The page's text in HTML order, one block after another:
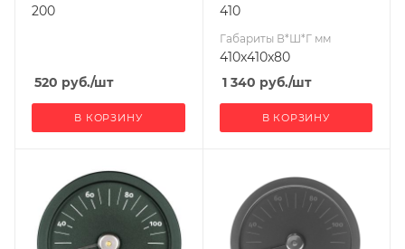
200
520 руб./шт
В КОРЗИНУ
410
Габариты В*Ш*Г мм
410x410x80
1 340 руб./шт
В КОРЗИНУ
Ширина, мм
Глубина, мм
20
Глубина, мм
20